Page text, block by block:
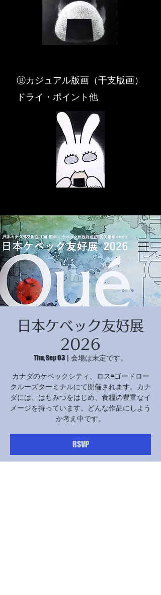
​Ⓑカジュアル版画（干支版画）
ドライ・ポイント他
© Copyright
日本ケベック友好展
2026
Thu, Sep 03
  |
会場は未定です。
カナダのケベックシティ、ロス=ゴードロー
クルーズターミナルにて開催されます。カナ
ダには、はちみつをはじめ、食糧の豊富なイ
メージを持っています。どんな作品にしよう
か考え中です。
RSVP